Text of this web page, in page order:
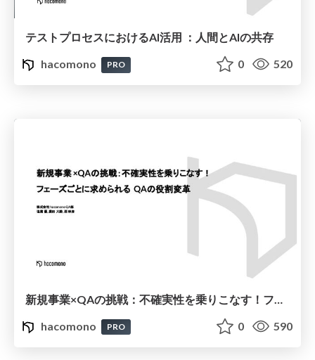
テストプロセスにおけるAI活用 ：人間とAIの共存
hacomono
PRO 0 520
新規事業×QAの挑戦：不確実性を乗りこなす！フェーズごとに求められるQAの役割変革
hacomono
PRO 0 590